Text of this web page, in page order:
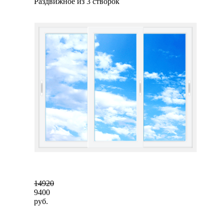
14920
9400
руб.